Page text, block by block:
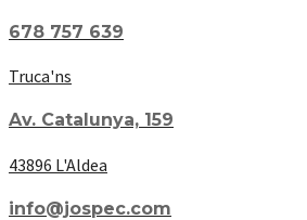
678 757 639
Truca'ns
Av. Catalunya, 159
43896 L'Aldea
info@jospec.com